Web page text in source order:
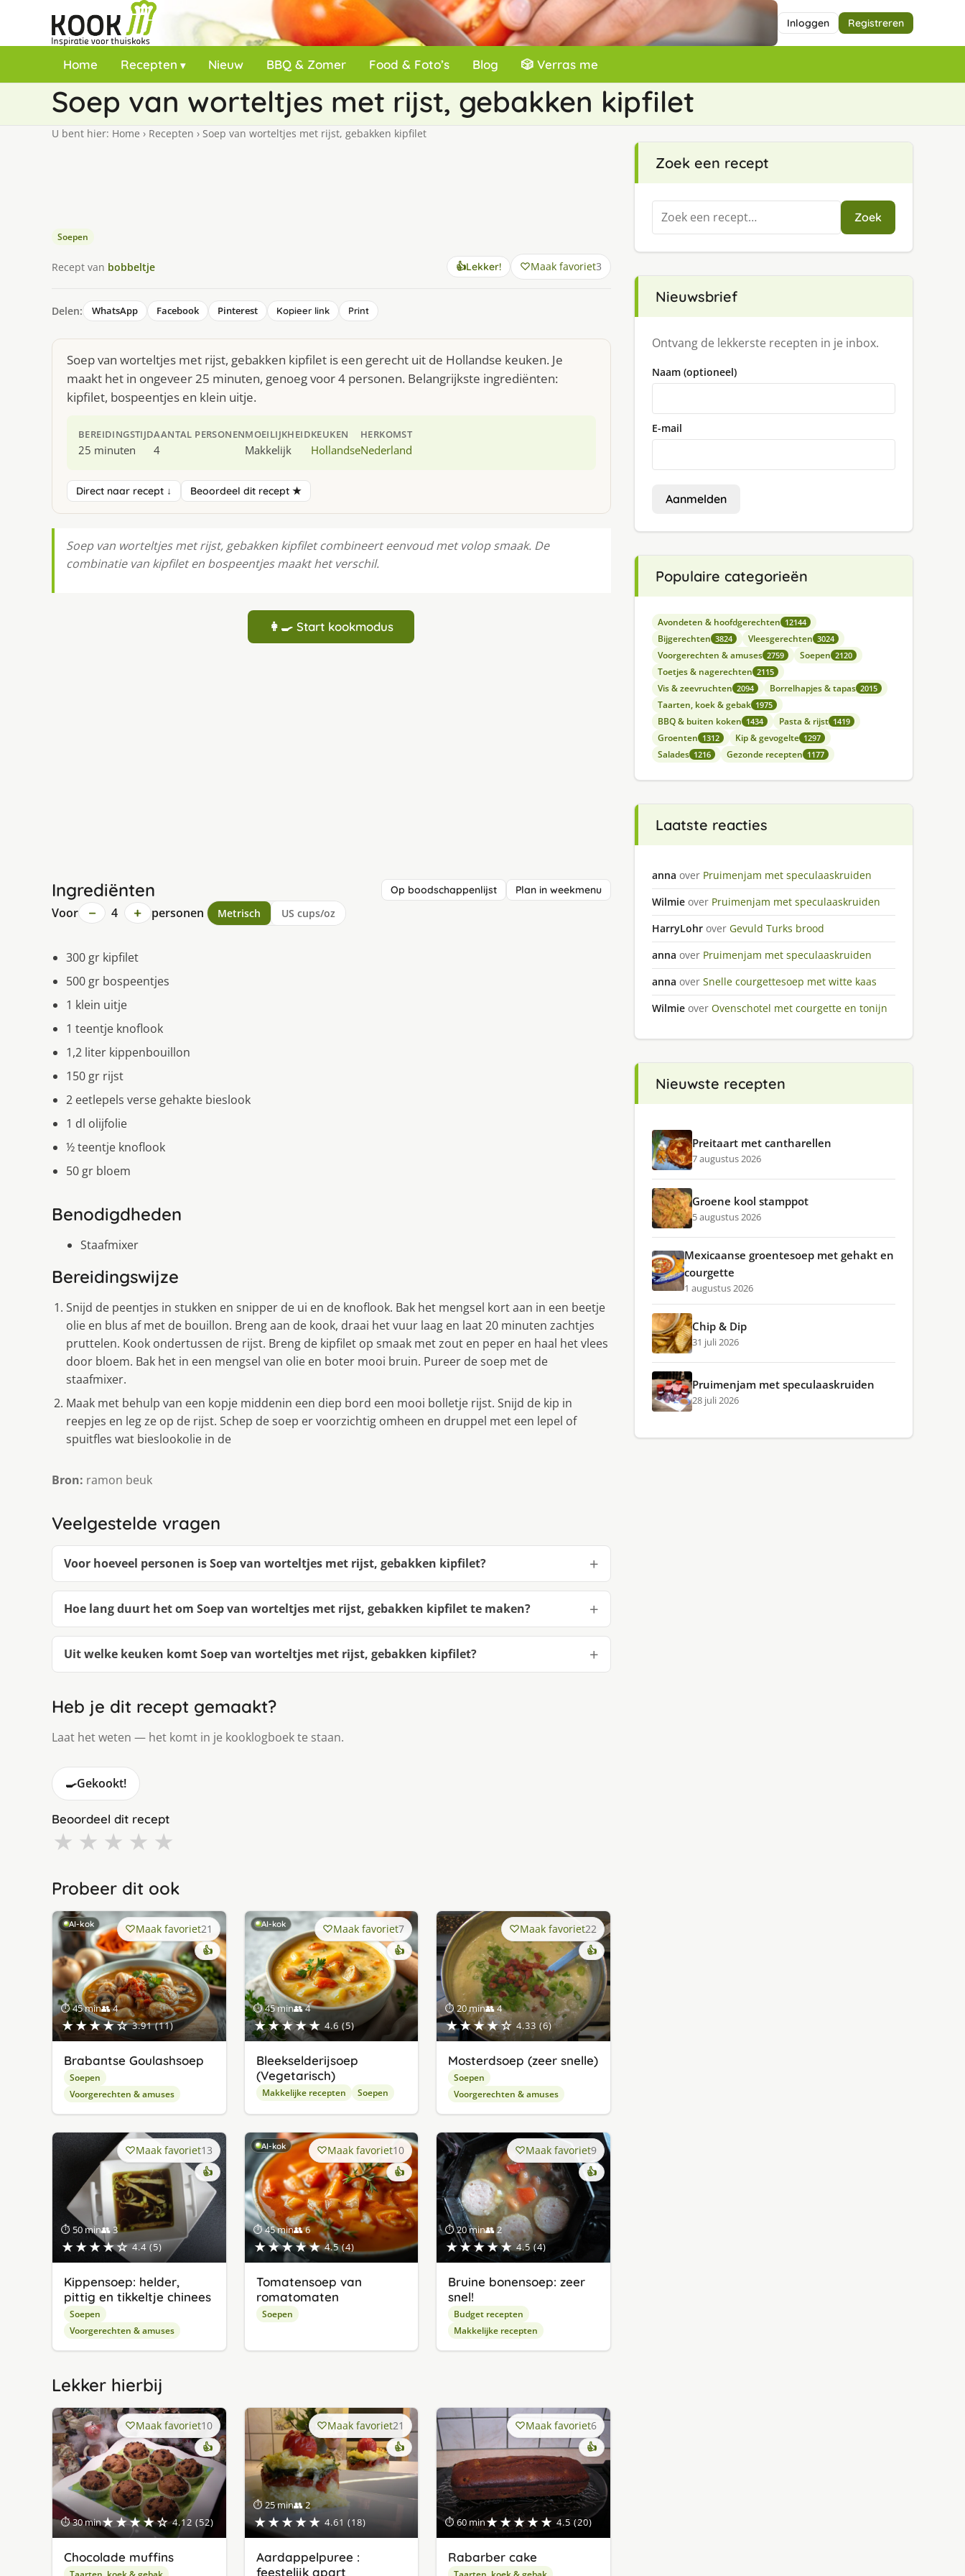
Inloggen Registreren
Home Recepten Nieuw BBQ & Zomer Food & Foto’s Blog 🎲 Verras me
Soep van worteltjes met rijst, gebakken kipfilet
U bent hier: Home › Recepten › Soep van worteltjes met rijst, gebakken kipfilet
Soepen
Recept van bobbeltje 👍Lekker! Maak favoriet3
Delen: WhatsApp Facebook Pinterest Kopieer link Print
Soep van worteltjes met rijst, gebakken kipfilet is een gerecht uit de Hollandse keuken. Je
maakt het in ongeveer 25 minuten, genoeg voor 4 personen. Belangrijkste ingrediënten:
kipfilet, bospeentjes en klein uitje.
BEREIDINGSTIJD
25 minuten
AANTAL PERSONEN
4
MOEILIJKHEID
Makkelijk
KEUKEN
Hollandse
HERKOMST
Nederland
Direct naar recept ↓ Beoordeel dit recept ★
Soep van worteltjes met rijst, gebakken kipfilet combineert eenvoud met volop smaak. De
combinatie van kipfilet en bospeentjes maakt het verschil.
👩‍🍳 Start kookmodus
Ingrediënten Op boodschappenlijst Plan in weekmenu
Voor − 4 + personen Metrisch US cups/oz
300 gr kipfilet
500 gr bospeentjes
1 klein uitje
1 teentje knoflook
1,2 liter kippenbouillon
150 gr rijst
2 eetlepels verse gehakte bieslook
1 dl olijfolie
½ teentje knoflook
50 gr bloem
Benodigdheden
Staafmixer
Bereidingswijze
Snijd de peentjes in stukken en snipper de ui en de knoflook. Bak het mengsel kort aan in een beetje
olie en blus af met de bouillon. Breng aan de kook, draai het vuur laag en laat 20 minuten zachtjes
pruttelen. Kook ondertussen de rijst. Breng de kipfilet op smaak met zout en peper en haal het vlees
door bloem. Bak het in een mengsel van olie en boter mooi bruin. Pureer de soep met de
staafmixer.
Maak met behulp van een kopje middenin een diep bord een mooi bolletje rijst. Snijd de kip in
reepjes en leg ze op de rijst. Schep de soep er voorzichtig omheen en druppel met een lepel of
spuitfles wat bieslookolie in de
Bron: ramon beuk
Veelgestelde vragen
Voor hoeveel personen is Soep van worteltjes met rijst, gebakken kipfilet?
Hoe lang duurt het om Soep van worteltjes met rijst, gebakken kipfilet te maken?
Uit welke keuken komt Soep van worteltjes met rijst, gebakken kipfilet?
Heb je dit recept gemaakt?
Laat het weten — het komt in je kooklogboek te staan.
🍳Gekookt!
Beoordeel dit recept
★ ★ ★ ★ ★
Probeer dit ook
AI-kok
⏱ 45 min👥 4
★★★★☆ 3.91 (11)
Maak favoriet21
👍
Brabantse Goulashsoep
Soepen
Voorgerechten & amuses
AI-kok
⏱ 45 min👥 4
★★★★★ 4.6 (5)
Maak favoriet7
👍
Bleekselderijsoep
(Vegetarisch)
Makkelijke recepten Soepen
⏱ 20 min👥 4
★★★★☆ 4.33 (6)
Maak favoriet22
👍
Mosterdsoep (zeer snelle)
Soepen
Voorgerechten & amuses
⏱ 50 min👥 3
★★★★☆ 4.4 (5)
Maak favoriet13
👍
Kippensoep: helder,
pittig en tikkeltje chinees
Soepen
Voorgerechten & amuses
AI-kok
⏱ 45 min👥 6
★★★★★ 4.5 (4)
Maak favoriet10
👍
Tomatensoep van
romatomaten
Soepen
⏱ 20 min👥 2
★★★★★ 4.5 (4)
Maak favoriet9
👍
Bruine bonensoep: zeer
snel!
Budget recepten
Makkelijke recepten
Lekker hierbij
⏱ 30 min★★★★☆ 4.12 (52)
Maak favoriet10
👍
Chocolade muffins
⏱ 25 min👥 2
★★★★★ 4.61 (18)
Maak favoriet21
👍
Aardappelpuree :
feestelijk apart
⏱ 60 min★★★★★ 4.5 (20)
Maak favoriet6
👍
Rabarber cake
Zoek een recept
Zoeken
naar:
Zoek
Nieuwsbrief
Ontvang de lekkerste recepten in je inbox.
Naam (optioneel)
E-mail
Aanmelden
Populaire categorieën
Avondeten & hoofdgerechten 12144
Bijgerechten 3824 Vleesgerechten 3024
Voorgerechten & amuses 2759 Soepen 2120
Toetjes & nagerechten 2115
Vis & zeevruchten 2094 Borrelhapjes & tapas 2015
Taarten, koek & gebak 1975
BBQ & buiten koken 1434 Pasta & rijst 1419
Groenten 1312 Kip & gevogelte 1297
Salades 1216 Gezonde recepten 1177
Laatste reacties
anna over Pruimenjam met speculaaskruiden
Wilmie over Pruimenjam met speculaaskruiden
HarryLohr over Gevuld Turks brood
anna over Pruimenjam met speculaaskruiden
anna over Snelle courgettesoep met witte kaas
Wilmie over Ovenschotel met courgette en tonijn
Nieuwste recepten
Preitaart met cantharellen
7 augustus 2026
Groene kool stamppot
5 augustus 2026
Mexicaanse groentesoep met gehakt en
courgette
1 augustus 2026
Chip & Dip
31 juli 2026
Pruimenjam met speculaaskruiden
28 juli 2026